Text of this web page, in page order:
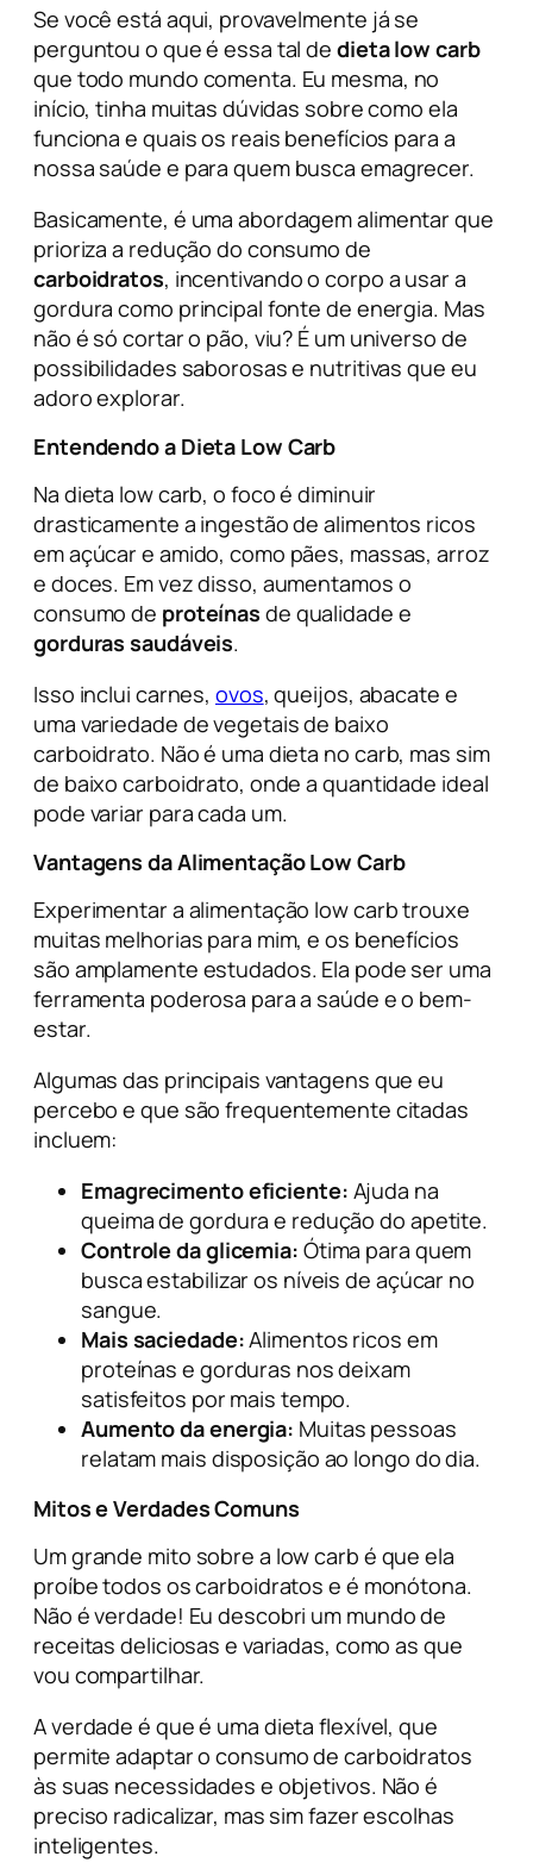
Se você está aqui, provavelmente já se
perguntou o que é essa tal de dieta low carb
que todo mundo comenta. Eu mesma, no
início, tinha muitas dúvidas sobre como ela
funciona e quais os reais benefícios para a
nossa saúde e para quem busca emagrecer.
Basicamente, é uma abordagem alimentar que
prioriza a redução do consumo de
carboidratos, incentivando o corpo a usar a
gordura como principal fonte de energia. Mas
não é só cortar o pão, viu? É um universo de
possibilidades saborosas e nutritivas que eu
adoro explorar.
Entendendo a Dieta Low Carb
Na dieta low carb, o foco é diminuir
drasticamente a ingestão de alimentos ricos
em açúcar e amido, como pães, massas, arroz
e doces. Em vez disso, aumentamos o
consumo de proteínas de qualidade e
gorduras saudáveis.
Isso inclui carnes, ovos, queijos, abacate e
uma variedade de vegetais de baixo
carboidrato. Não é uma dieta no carb, mas sim
de baixo carboidrato, onde a quantidade ideal
pode variar para cada um.
Vantagens da Alimentação Low Carb
Experimentar a alimentação low carb trouxe
muitas melhorias para mim, e os benefícios
são amplamente estudados. Ela pode ser uma
ferramenta poderosa para a saúde e o bem-
estar.
Algumas das principais vantagens que eu
percebo e que são frequentemente citadas
incluem:
Emagrecimento eficiente: Ajuda na
queima de gordura e redução do apetite.
Controle da glicemia: Ótima para quem
busca estabilizar os níveis de açúcar no
sangue.
Mais saciedade:Alimentos ricos em
proteínas e gorduras nos deixam
satisfeitos por mais tempo.
Aumento da energia: Muitas pessoas
relatam mais disposição ao longo do dia.
Mitos e Verdades Comuns
Um grande mito sobre a low carb é que ela
proíbe todos os carboidratos e é monótona.
Não é verdade! Eu descobri um mundo de
receitas deliciosas e variadas, como as que
vou compartilhar.
A verdade é que é uma dieta flexível, que
permite adaptar o consumo de carboidratos
às suas necessidades e objetivos. Não é
preciso radicalizar, mas sim fazer escolhas
inteligentes.